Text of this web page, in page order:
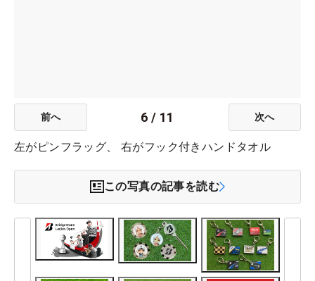
前へ 6 / 11 次へ
左がピンフラッグ、 右がフック付きハンドタオル
この写真の記事を読む